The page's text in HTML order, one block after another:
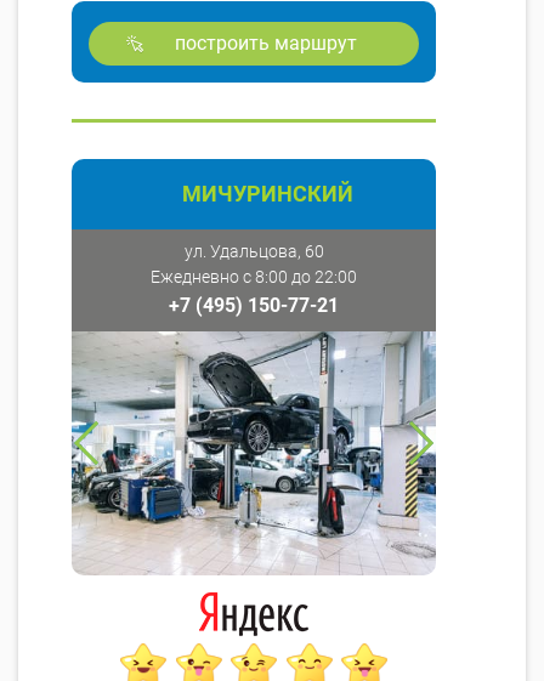
построить маршрут
МИЧУРИНСКИЙ
ул. Удальцова, 60
Ежедневно с 8:00 до 22:00
+7 (495) 150-77-21